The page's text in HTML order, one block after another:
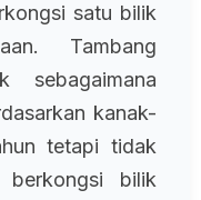
satu bilik
Tambang
sebagaimana
kanak-
tetapi tidak
bilik